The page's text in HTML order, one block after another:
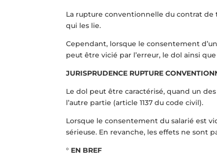
La rupture conventionnelle du contrat de
qui les lie.
Cependant, lorsque le consentement
peut être vicié par l’erreur, le dol ainsi
JURISPRUDENCE RUPTURE
Le dol peut être caractérisé, quand un
l’autre partie (article 1137 du code civil).
Lorsque le consentement du salarié est
sérieuse. En revanche, les effets ne sont
° EN BREF